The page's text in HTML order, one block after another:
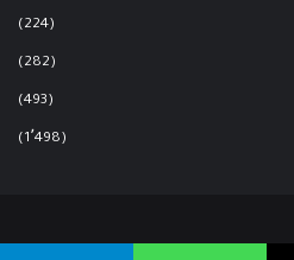
(224)
(282)
(493)
(1٬498)